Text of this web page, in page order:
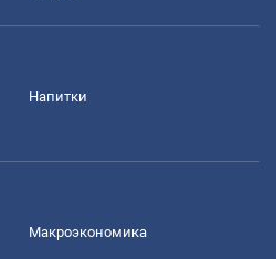
Напитки
Mакроэкономика